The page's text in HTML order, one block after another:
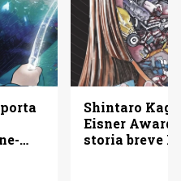
Shintaro
Eisner
storia breve